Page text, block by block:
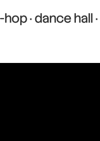
hop · dance hall